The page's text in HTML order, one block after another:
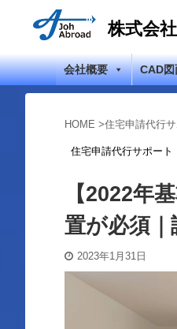
株式会
会社概要 CAD図
HOME >住宅申請代行サ
住宅申請代行サポート
【2022年
置が必須
2023年1月31日